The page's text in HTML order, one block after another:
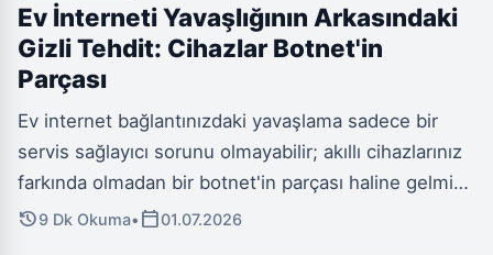
Ev İnterneti Yavaşlığının Arkasındaki
Gizli Tehdit: Cihazlar Botnet'in
Parçası
Ev internet bağlantınızdaki yavaşlama sadece bir
servis sağlayıcı sorunu olmayabilir; akıllı cihazlarınız
farkında olmadan bir botnet'in parçası haline gelmiş
olabilir. Siber suçlular, modemlerden akıllı ampullere
history9 Dk Okuma• calendar_today01.07.2026